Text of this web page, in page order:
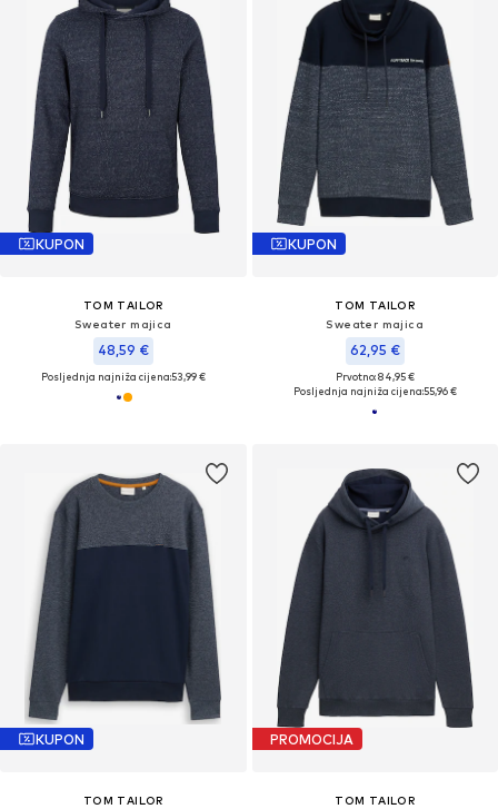
KUPON
TOM TAILOR
Sweater majica
48,59 €
Posljednja najniža cijena:53,99 €
KUPON
TOM TAILOR
Sweater majica
62,95 €
Prvotno: 84,95 €
Posljednja najniža cijena:55,96 €
KUPON
TOM TAILOR
PROMOCIJA
TOM TAILOR